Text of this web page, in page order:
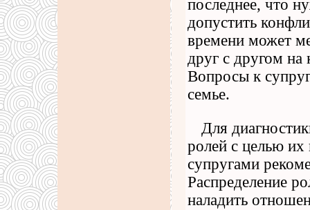
последнее, что
допустить
времени может
друг с другом на
Вопросы к
семье.
Для
ролей с целью
супругами
Распределение
наладить